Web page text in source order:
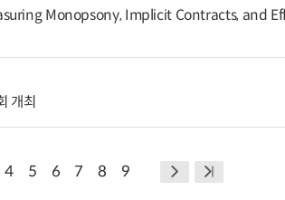
Monopsony, Implicit Contracts, and
개최
4 5 6 7 8 9